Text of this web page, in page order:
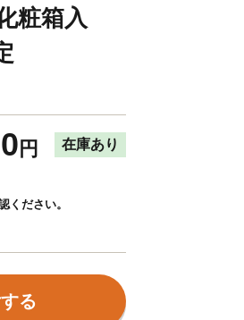
粧箱入
円 在庫あり
ください。
る